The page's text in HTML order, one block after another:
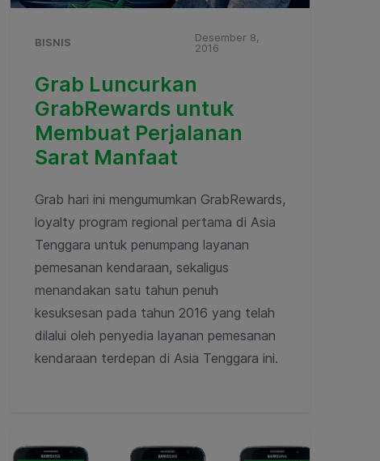
BISNIS
Desember 8,
2016
Grab Luncurkan
GrabRewards untuk
Membuat Perjalanan
Sarat Manfaat
Grab hari ini mengumumkan GrabRewards,
loyalty program regional pertama di Asia
Tenggara untuk penumpang layanan
pemesanan kendaraan, sekaligus
menandakan satu tahun penuh
kesuksesan pada tahun 2016 yang telah
dilalui oleh penyedia layanan pemesanan
kendaraan terdepan di Asia Tenggara ini.